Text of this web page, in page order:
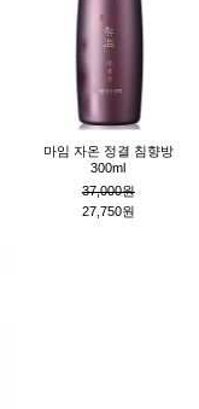
마임 자온 정결 침향방
300ml
37,000원
27,750원